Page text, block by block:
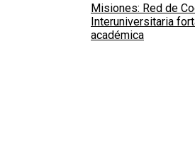
Misiones: Red de
Interuniversitaria
académica